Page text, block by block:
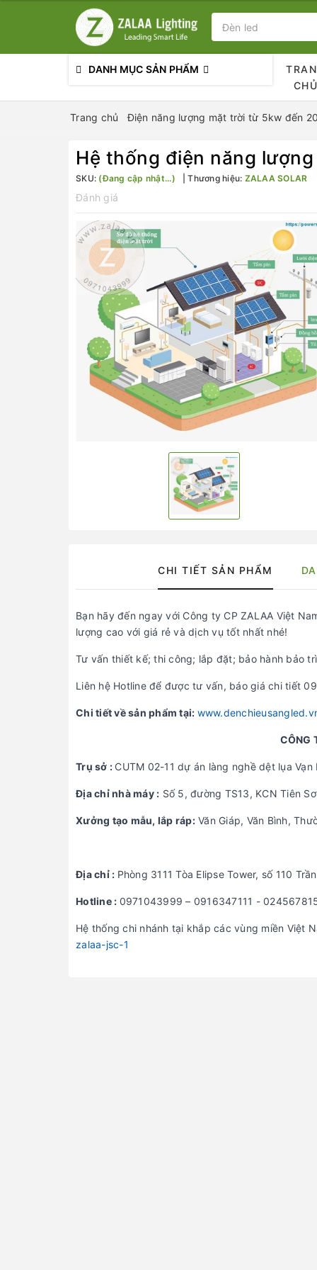
DANH MỤC SẢN PHẨM
Trang chủ Điện năng lượng mặt trời từ 5kw đến
Hệ thống điện năng
SKU: (Đang cập nhật...) Thương hiệu: ZALAA SOLAR
Đánh giá
CHI TIẾT SẢN PHẨM
Bạn hãy đến ngay với Công ty CP ZALAA Việt
lượng cao với giá rẻ và dịch vụ tốt nhất nhé!
Tư vấn thiết kế; thi công; lắp đặt; bảo hành bảo
Liên hệ Hotline để được tư vấn, báo giá chi tiết
Chi tiết về sản phẩm tại:
CÔNG
Trụ sở : CUTM 02-11 dự án làng nghề dệt lụa
Địa chỉ nhà máy : Số 5, đường TS13, KCN Tiên
Xưởng tạo mẫu, lắp ráp:Văn Giáp, Văn Bình,
Địa chỉ : Phòng 3111 Tòa Elipse Tower, số 110
Hotline : 0971043999 – 0916347111 -
Hệ thống chi nhánh tại khắp các vùng miền Việt
zalaa-jsc-1